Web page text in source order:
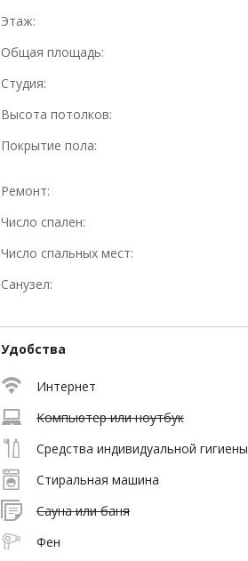
Этаж:
Общая площадь:
Студия:
Высота потолков:
Покрытие пола:
Ремонт:
Число спален:
Число спальных мест:
Санузел:
Удобства
Интернет
Компьютер или ноутбук
Средства индивидуальной гигиены
Стиральная машина
Сауна или баня
Фен